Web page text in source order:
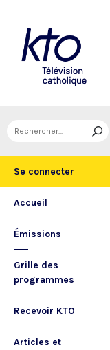
Se connecter
Accueil
Émissions
Grille des
programmes
Recevoir KTO
Articles et